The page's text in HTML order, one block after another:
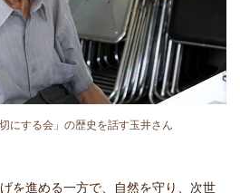
にする会」の歴史を話す玉井さん
を進める一方で、自然を守り、次世